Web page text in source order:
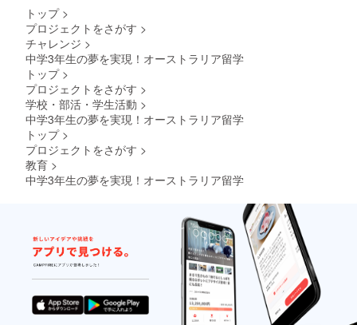
トップ >
プロジェクトをさがす >
チャレンジ >
中学3年生の夢を実現！オーストラリア留学
トップ >
プロジェクトをさがす >
学校・部活・学生活動 >
中学3年生の夢を実現！オーストラリア留学
トップ >
プロジェクトをさがす >
教育 >
中学3年生の夢を実現！オーストラリア留学